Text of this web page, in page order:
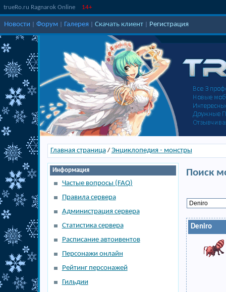
trueRo.ru Ragnarok Online 14+
Новости Форум Галерея Скачать клиент Регистрация
Главная страница/ Энциклопедия - монстры
Информация
Частые вопросы (FAQ)
Правила сервера
Администрация сервера
Статистика сервера
Расписание автоивентов
Персонажи онлайн
Рейтинг персонажей
Гильдии
Поиск
Deniro